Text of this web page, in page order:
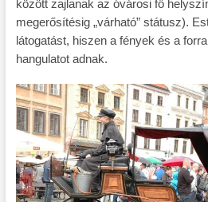
között zajlanak az óvárosi fő
megerősítésig „várható” státusz).
látogatást, hiszen a fények és a
hangulatot adnak.